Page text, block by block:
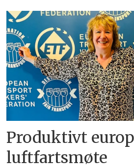
Produktivt
luftfartsmøte